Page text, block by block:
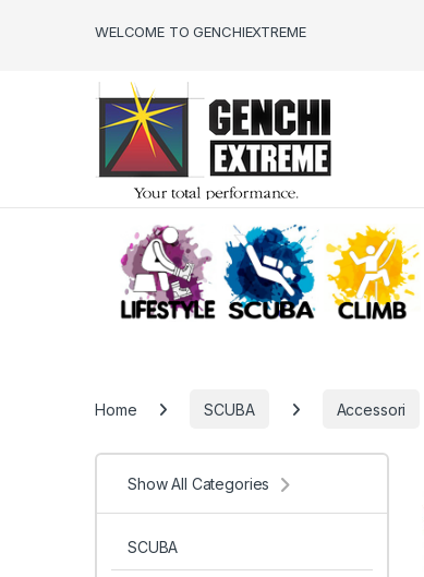
WELCOME TO GENCHIEXTREME
LIFESTYLE SCUBA
Home SCUBA Accessori
Show All Categories
SCUBA